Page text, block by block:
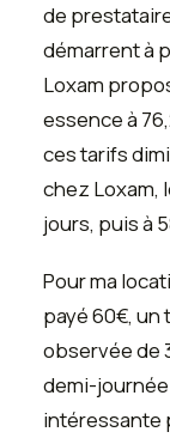
de
démarrent à
Loxam
essence à
ces tarifs
chez Loxam,
jours, puis à
Pour ma
payé 60€,
observée de
demi-
intéressante